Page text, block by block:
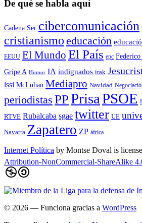
De qué se habla aquí
Cadena Ser cibercomunicación
cristianismo educación
EEUU El Mundo El País epc Federico
Gripe A Humor IA indignados irak
lssi McLuhan Mediapro Navidad
periodistas PPPrisaPSOE
RTVE Rubalcaba sgae twitter UE
Navarra Zapatero ZP áfrica
Internet Política by Montse Doval is
Attribution-NonCommercial-ShareAlike
© 2026 — Funciona gracias a WordPress